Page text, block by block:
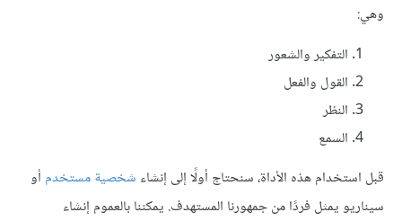
وهي:
التفكير والشعور
القول والفعل
النظر
السمع
قبل استخدام هذه الأداة، سنحتاج أولًا إلى إنشاء شخصية مستخدم أو
سيناريو يمثل فردًا من جمهورنا المستهدف. يمكننا بالعموم إنشاء